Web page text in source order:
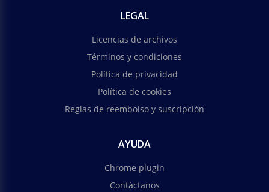
LEGAL
Licencias de archivos
Términos y condiciones
Política de privacidad
Política de cookies
Reglas de reembolso y suscripción
AYUDA
Chrome plugin
Contáctanos